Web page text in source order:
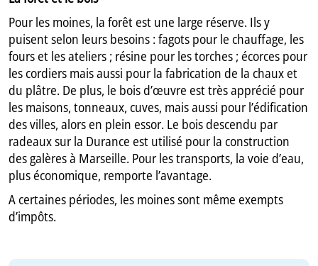
Pour les moines, la forêt est une large réserve. Ils y
puisent selon leurs besoins : fagots pour le chauffage, les
fours et les ateliers ; résine pour les torches ; écorces pour
les cordiers mais aussi pour la fabrication de la chaux et
du plâtre. De plus, le bois d’œuvre est très apprécié pour
les maisons, tonneaux, cuves, mais aussi pour l’édification
des villes, alors en plein essor. Le bois descendu par
radeaux sur la Durance est utilisé pour la construction
des galères à Marseille. Pour les transports, la voie d’eau,
plus économique, remporte l’avantage.
A certaines périodes, les moines sont même exempts
d’impôts.